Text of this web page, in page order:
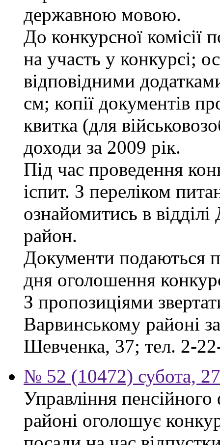
державною мовою.
До конкурсної комісії
на участь у конкурсі;
відповідними
см; копії документів
квитка (для
доходи за 2009 рік.
Під час проведення
іспит. З переліком
ознайомитись в
район.
Документи подаються
дня оголошення
З пропозиціями
Варвинському районі
Шевченка, 37; тел. 2-
№ 52 (10472) субота,
Управління
районі оголошує